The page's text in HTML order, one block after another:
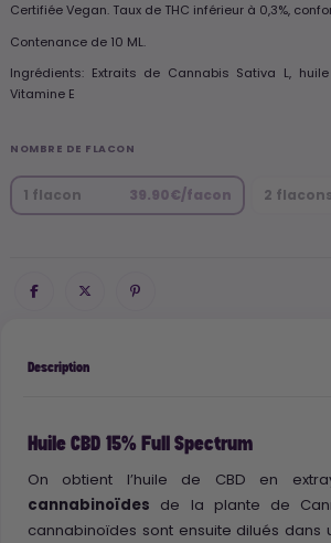
Certifiée Vegan. Taux de THC inférieur à 0,3%,
Contenance de 10 ML.
Ingrédients: Extraits de Cannabis Sativa L,
Vitamine E
NOMBRE DE FLACON
1 flacon 39.90€/facon 2 flacons
Description
Huile CBD 15% Full Spectrum
On obtient l’huile de CBD en
cannabinoïdes de la plante de
cannabinoïdes sont ensuite dilués dans